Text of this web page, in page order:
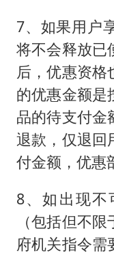
7、如果用户
将不会释放已
后，优惠资格
的优惠金额是
品的待支付金
退款，仅退回
付金额，优惠
8、如出现
（包括但不
府机关指令需